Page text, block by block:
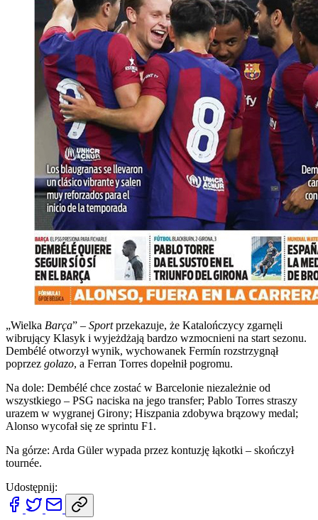
„Wielka Barça” – Sportprzekazuje, że Katalończycy zgarnęli
wibrujący Klasyk i wyjeżdżają bardzo wzmocnieni na start sezonu.
Dembélé otworzył wynik, wychowanek Fermín rozstrzygnął
poprzez golazo, a Ferran Torres dopełnił pogromu.
Na dole: Dembélé chce zostać w Barcelonie niezależnie od
wszystkiego – PSG naciska na jego transfer; Pablo Torres straszy
urazem w wygranej Girony; Hiszpania zdobywa brązowy medal;
Alonso wycofał się ze sprintu F1.
Na górze: Arda Güler wypada przez kontuzję łąkotki – skończył
tournée.
Udostępnij: